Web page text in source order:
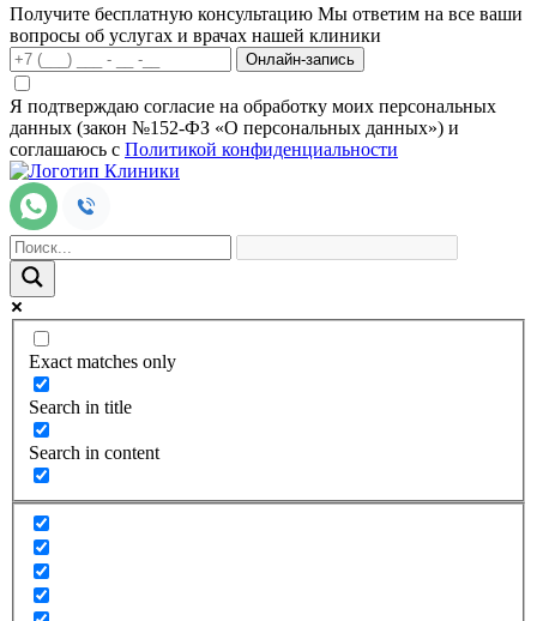
Получите бесплатную консультацию Мы ответим на все ваши
вопросы об услугах и врачах нашей клиники
Онлайн-запись
Я подтверждаю согласие на обработку моих персональных
данных (закон №152-ФЗ «О персональных данных») и
соглашаюсь с Политикой конфиденциальности
Exact matches only
Search in title
Search in content